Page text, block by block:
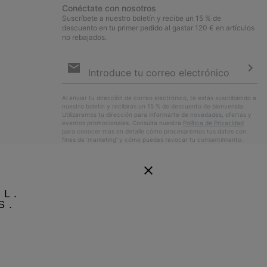
Conéctate con nosotros
Suscríbete a nuestro boletín y recibe un 15 % de
descuento en tu primer pedido al gastar 120 € en artículos
no rebajados.
de
Al enviar tu dirección de correo electrónico, te estás suscribiendo a
nuestro boletín y recibirás un 15 % de descuento de bienvenida.
Utilizaremos tu dirección para informarte de novedades, ofertas y
eventos promocionales. Consulta nuestra Política de Privacidad
para conocer más en detalle cómo procesaremos tus datos con
fines de ’marketing’ y cómo puedes revocar tu consentimiento.